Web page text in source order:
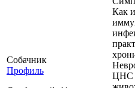
Собачник
Профиль
Как
ЦНС